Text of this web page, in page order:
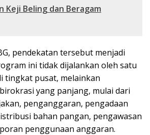
Keji Beling dan Beragam
pendekatan tersebut menjadi
ini tidak dijalankan oleh satu
tingkat pusat, melainkan
yang panjang, mulai dari
penganggaran, pengadaan
bahan pangan, pengawasan
penggunaan anggaran.